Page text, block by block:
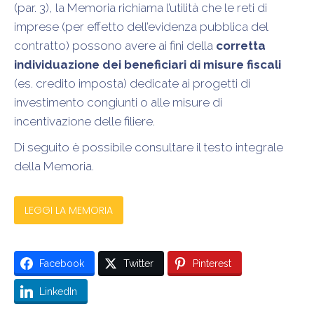
(par. 3), la Memoria richiama l’utilità che le reti di
imprese (per effetto dell’evidenza pubblica del
contratto) possono avere ai fini della corretta
individuazione dei beneficiari di misure fiscali
(es. credito imposta) dedicate ai progetti di
investimento congiunti o alle misure di
incentivazione delle filiere.
Di seguito è possibile consultare il testo integrale
della Memoria.
LEGGI LA MEMORIA
Facebook Twitter Pinterest
LinkedIn